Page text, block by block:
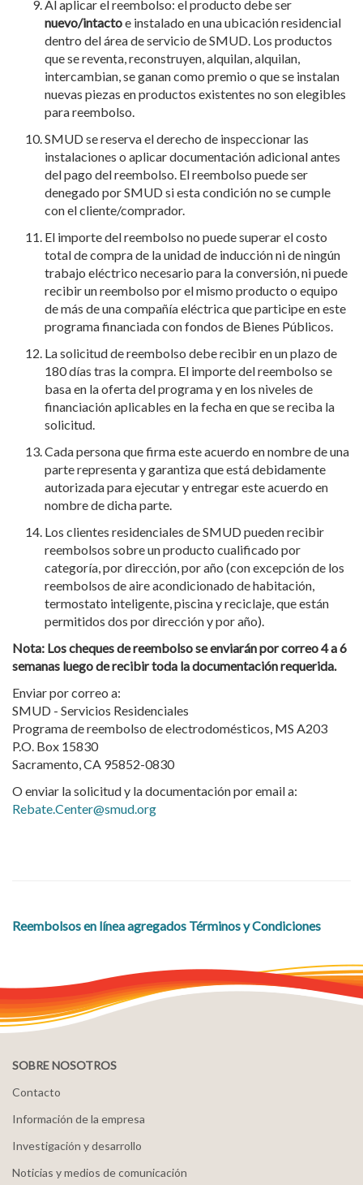
Al aplicar el reembolso: el producto debe ser
nuevo/intactoe instalado en una ubicación residencial
dentro del área de servicio de SMUD. Los productos
que se reventa, reconstruyen, alquilan, alquilan,
intercambian, se ganan como premio o que se instalan
nuevas piezas en productos existentes no son elegibles
para reembolso.
SMUD se reserva el derecho de inspeccionar las
instalaciones o aplicar documentación adicional antes
del pago del reembolso. El reembolso puede ser
denegado por SMUD si esta condición no se cumple
con el cliente/comprador.
El importe del reembolso no puede superar el costo
total de compra de la unidad de inducción ni de ningún
trabajo eléctrico necesario para la conversión, ni puede
recibir un reembolso por el mismo producto o equipo
de más de una compañía eléctrica que participe en este
programa financiada con fondos de Bienes Públicos.
La solicitud de reembolso debe recibir en un plazo de
180 días tras la compra. El importe del reembolso se
basa en la oferta del programa y en los niveles de
financiación aplicables en la fecha en que se reciba la
solicitud.
Cada persona que firma este acuerdo en nombre de una
parte representa y garantiza que está debidamente
autorizada para ejecutar y entregar este acuerdo en
nombre de dicha parte.
Los clientes residenciales de SMUD pueden recibir
reembolsos sobre un producto cualificado por
categoría, por dirección, por año (con excepción de los
reembolsos de aire acondicionado de habitación,
termostato inteligente, piscina y reciclaje, que están
permitidos dos por dirección y por año).
Nota: Los cheques de reembolso se enviarán por correo 4 a 6
semanas luego de recibir toda la documentación requerida.
Enviar por correo a:
SMUD - Servicios Residenciales
Programa de reembolso de electrodomésticos, MS A203
P.O. Box 15830
Sacramento, CA 95852-0830
O enviar la solicitud y la documentación por email a:
Rebate.Center@smud.org
Reembolsos en línea agregados Términos y Condiciones
SOBRE NOSOTROS
Contacto
Información de la empresa
Investigación y desarrollo
Noticias y medios de comunicación